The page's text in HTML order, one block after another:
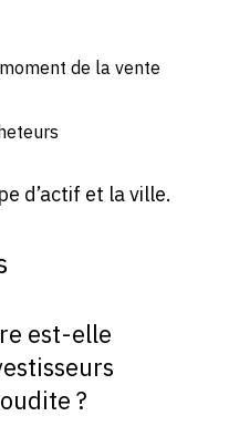
de la vente
d’actif et la ville.
est-elle
?